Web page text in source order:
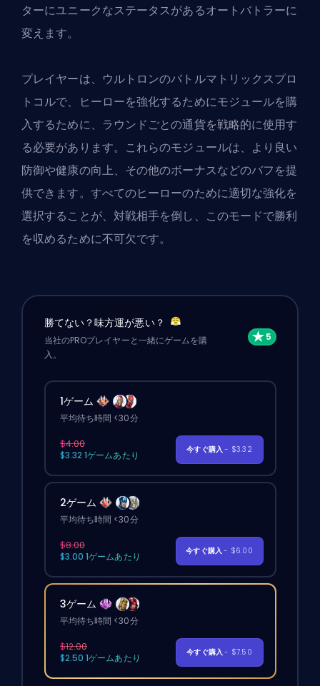
ターにユニークなステータスがあるオートバトラーに
変えます。
プレイヤーは、ウルトロンのバトルマトリックスプロ
トコルで、ヒーローを強化するためにモジュールを購
入するために、ラウンドごとの通貨を戦略的に使用す
る必要があります。これらのモジュールは、より良い
防御や健康の向上、その他のボーナスなどのバフを提
供できます。すべてのヒーローのために適切な強化を
選択することが、対戦相手を倒し、このモードで勝利
を収めるために不可欠です。
勝てない？味方運が悪い？
当社のPROプレイヤーと一緒にゲームを購
入。
1ゲーム
平均待ち時間 <30分
$4.00
$3.32 1ゲームあたり
今すぐ購入- $3.32
2ゲーム
平均待ち時間 <30分
$8.00
$3.00 1ゲームあたり
今すぐ購入- $6.00
3ゲーム
平均待ち時間 <30分
$12.00
$2.50 1ゲームあたり
今すぐ購入- $7.50